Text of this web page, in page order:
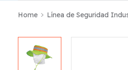
Home Línea de Seguridad